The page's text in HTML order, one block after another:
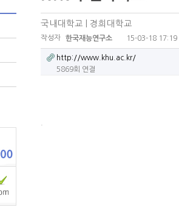
국내대학교 | 경희대학교
작성자 한국재능연구소 15-03-18 17:19
http://www.khu.ac.kr/
5869회 연결